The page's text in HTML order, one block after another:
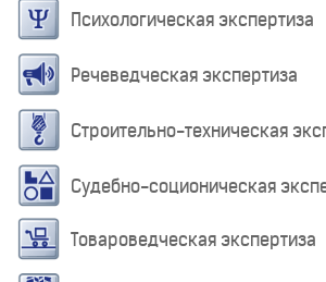
Психологическая экспертиза
Речеведческая экспертиза
Строительно-техническая
Судебно-соционическая
Товароведческая экспертиза